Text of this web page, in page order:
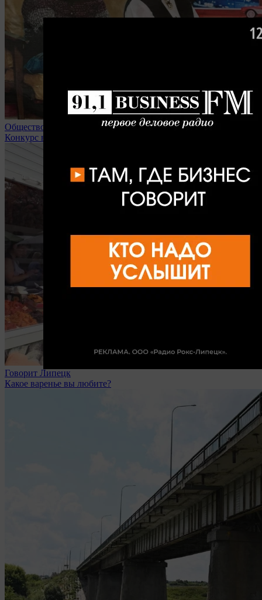
Общество
Конкурс в липецкие вузы доходит до 32 человек на место
Говорит Липецк
Какое варенье вы любите?